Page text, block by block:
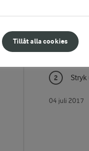
Gör så
Stryk
04 juli 2017
Tillåt alla cookies